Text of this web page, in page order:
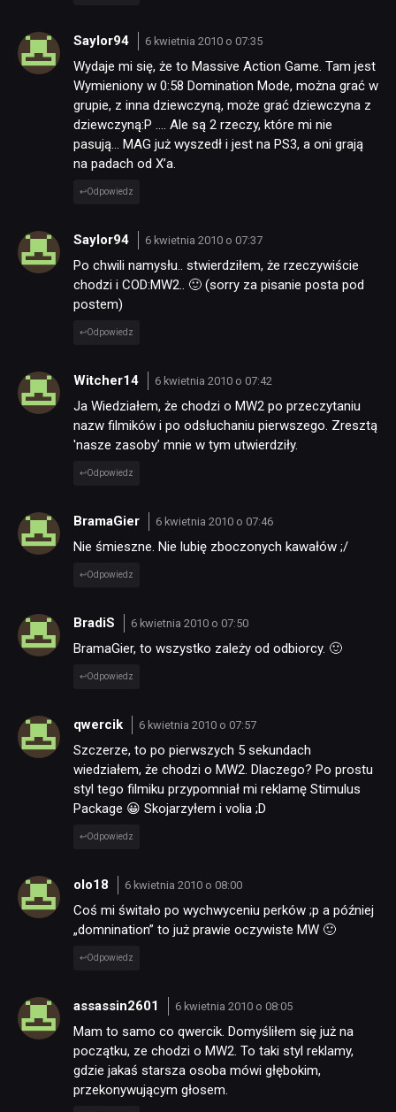
Saylor94 6 kwietnia 2010 o 07:35
Wydaje mi się, że to Massive Action Game. Tam jest
Wymieniony w 0:58 Domination Mode, można grać w
grupie, z inna dziewczyną, może grać dziewczyna z
dziewczyną:P …. Ale są 2 rzeczy, które mi nie
pasują… MAG już wyszedł i jest na PS3, a oni grają
na padach od X’a.
Odpowiedz
Saylor94 6 kwietnia 2010 o 07:37
Po chwili namysłu.. stwierdziłem, że rzeczywiście
chodzi i COD:MW2.. 🙂 (sorry za pisanie posta pod
postem)
Odpowiedz
Witcher14 6 kwietnia 2010 o 07:42
Ja Wiedziałem, że chodzi o MW2 po przeczytaniu
nazw filmików i po odsłuchaniu pierwszego. Zresztą
'nasze zasoby’ mnie w tym utwierdziły.
Odpowiedz
BramaGier 6 kwietnia 2010 o 07:46
Nie śmieszne. Nie lubię zboczonych kawałów ;/
Odpowiedz
BradiS 6 kwietnia 2010 o 07:50
BramaGier, to wszystko zależy od odbiorcy. 🙂
Odpowiedz
qwercik 6 kwietnia 2010 o 07:57
Szczerze, to po pierwszych 5 sekundach
wiedziałem, że chodzi o MW2. Dlaczego? Po prostu
styl tego filmiku przypomniał mi reklamę Stimulus
Package 😀 Skojarzyłem i volia ;D
Odpowiedz
olo18 6 kwietnia 2010 o 08:00
Coś mi świtało po wychwyceniu perków ;p a później
„domnination” to już prawie oczywiste MW 🙂
Odpowiedz
assassin2601 6 kwietnia 2010 o 08:05
Mam to samo co qwercik. Domyśliłem się już na
początku, ze chodzi o MW2. To taki styl reklamy,
gdzie jakaś starsza osoba mówi głębokim,
przekonywującym głosem.